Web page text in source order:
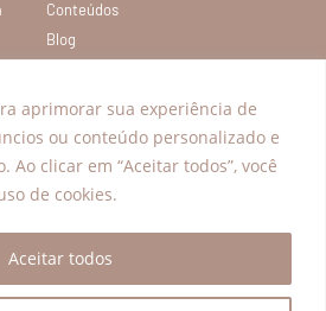
aprimorar sua experiência de
ou conteúdo personalizado e
Ao clicar em “Aceitar todos”, você
de cookies.
Aceitar todos
Conteúdos
Blog
Política de privacidade
Termos de Serviço
– Instituto Nelson Wilians